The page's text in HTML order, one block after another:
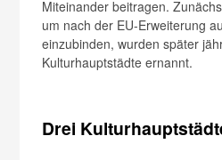
Miteinander beitragen.
um nach der EU-Erweiterung
einzubinden, wurden später
Kulturhauptstädte ernannt.
Drei